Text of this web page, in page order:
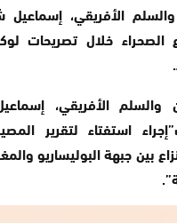
الأفريقي، إسماعيل
الصحراء خلال تصريحات
الأفريقي،
استفتاء لتقرير
بين جبهة البوليساريو